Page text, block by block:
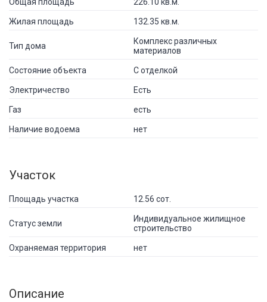
Жилая площадь 132.35 кв.м.
Тип дома
Комплекс различных
материалов
Состояние объекта С отделкой
Электричество Есть
Газ есть
Наличие водоема нет
Участок
Площадь участка 12.56 сот.
Статус земли
Индивидуальное жилищное
строительство
Охраняемая территория нет
Описание